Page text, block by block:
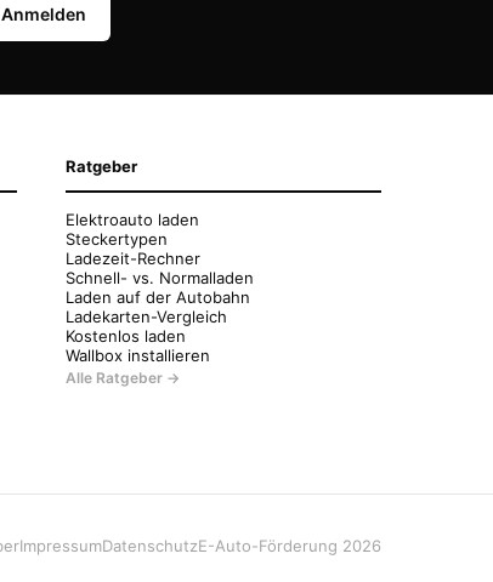
Anmelden
Ratgeber
Elektroauto laden
Steckertypen
Ladezeit-Rechner
Schnell- vs. Normalladen
Laden auf der Autobahn
Ladekarten-Vergleich
Kostenlos laden
Wallbox installieren
Alle Ratgeber →
ImpressumDatenschutzE-Auto-Förderung 2026